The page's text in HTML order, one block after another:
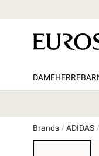
DAMEHERRE
Brands ADIDAS